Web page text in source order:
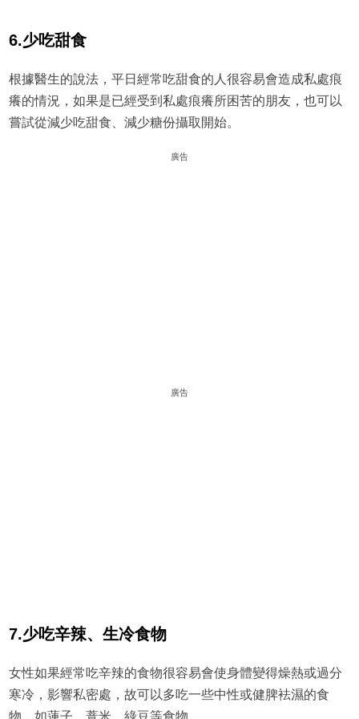
6.少吃甜食
根據醫生的說法，平日經常吃甜食的人很容易會造成私處痕
癢的情況，如果是已經受到私處痕癢所困苦的朋友，也可以
嘗試從減少吃甜食、減少糖份攝取開始。
廣告
廣告
7.少吃辛辣、生冷食物
女性如果經常吃辛辣的食物很容易會使身體變得燥熱或過分
寒冷，影響私密處，故可以多吃一些中性或健脾袪濕的食
物，如蓮子、薏米、綠豆等食物。